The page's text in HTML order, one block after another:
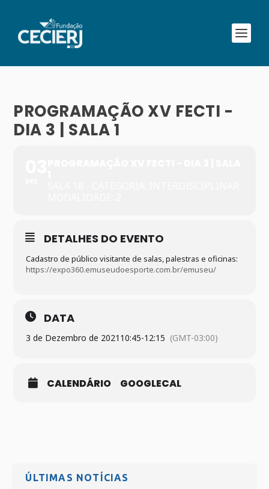
PROGRAMAÇÃO XV FECTI -
DIA 3 | SALA 1
DETALHES DO EVENTO
Cadastro de público visitante de salas, palestras e oficinas:
https://expo360.emuseudoesporte.com.br/emuseu/
DATA
3 de Dezembro de 2021 10:45-12:15 (GMT-03:00)
CALENDÁRIO GOOGLECAL
ÚLTIMAS NOTÍCIAS